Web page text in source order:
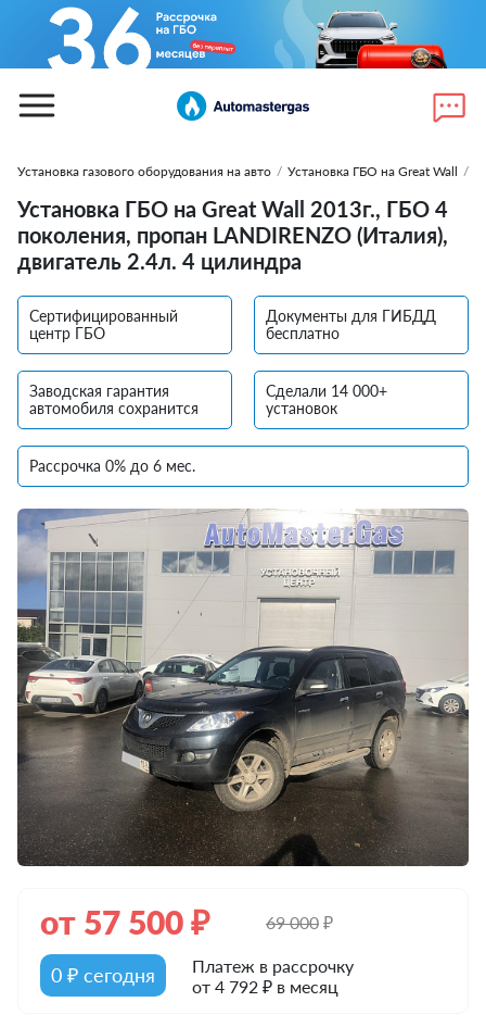
Установка газового оборудования на авто / Установка ГБО на Great Wall /
Установка ГБО на Great Wall 2013г., ГБО 4
поколения, пропан LANDIRENZO (Италия),
двигатель 2.4л. 4 цилиндра
Сертифицированный
центр ГБО
Документы для ГИБДД
бесплатно
Заводская гарантия
автомобиля сохранится
Сделали 14 000+
установок
Рассрочка 0% до 6 мес.
от 57 500₽ 69 000₽
0 ₽ сегодня
Платеж в рассрочку
от 4 792 ₽ в месяц